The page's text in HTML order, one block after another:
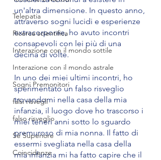
Telepatia
Ricerca scientifica
Interazione con il mondo sottile
Interazione con il mondo astrale
Sogni Premonitori
falsi risvegli
falso risveglio
Sé Superiore
Coincidenze
un'altra dimensione. In questo anno,
attraverso sogni lucidi e esperienze
extracorporee, ho avuto incontri
consapevoli con lei più di una
decina di volte.
In uno dei miei ultimi incontri, ho
sperimentato un falso risveglio
trovandomi nella casa della mia
infanzia, il luogo dove ho trascorso i
miei teneri anni sotto lo sguardo
premuroso di mia nonna. Il fatto di
essermi svegliata nella casa della
mia infanzia mi ha fatto capire che il